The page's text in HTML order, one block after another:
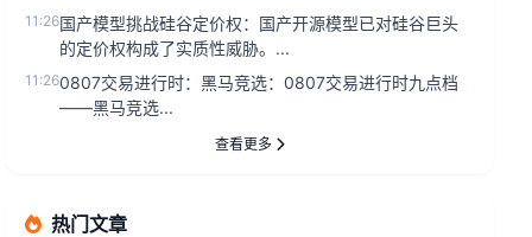
法添加行为。此次修订旨在...
11:26国产模型挑战硅谷定价权：国产开源模型已对硅谷巨头
的定价权构成了实质性威胁。...
11:260807交易进行时：黑马竞选：0807交易进行时九点档
——黑马竞选...
查看更多
热门文章